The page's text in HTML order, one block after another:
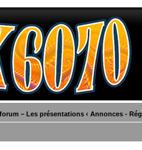
– Les présentations ‹ Annonces -